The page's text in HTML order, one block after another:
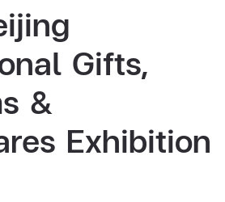
Gifts,
&
Exhibition